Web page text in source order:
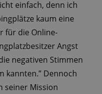
einfach, denn ich
kaum eine
für die Online-
Angst
negativen Stimmen
kannten.” Dennoch
seiner Mission